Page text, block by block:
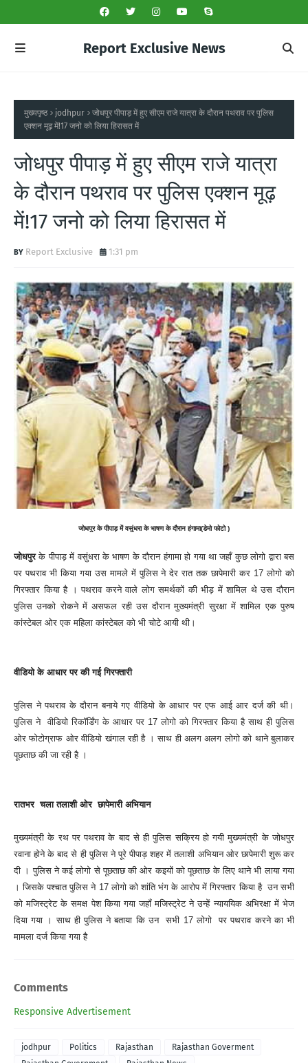
Report Exclusive News
मुख्यपृष्ठ jodhpur
जोधपुर पीपाड़ में हुए सीएम राजे यात्रा के दौरान पथराव पर पुलिस
एक्शन मूढ़ में!17 जनो को लिया हिरासत में
जोधपुर पीपाड़ में हुए सीएम राजे यात्रा
के दौरान पथराव पर पुलिस एक्शन मूढ़
में!17 जनो को लिया हिरासत में
Report Exclusive 1:31 pm
जोधपुरके पीपाड़ में वसुंधरा के भाषण के दौरान हंगामा(डेमो फोटो )
जोधपुरके पीपाड़ में वसुंधरा के भाषण के दौरान हंगामा हो गया था जहाँ कुछ लोगो द्वारा बस
पर पथराव भी किया गया उस मामले में पुलिस ने देर रात तक छापेमारी कर 17 लोगो को
गिरफ्तार किया है । पथराव करने वाले लोग समर्थकों की भीड़ में शामिल थे उस दौरान
पुलिस उनको रोकने में असफल रही उस दौरान मुख्यमंत्री सुरक्षा में शामिल एक पुरुष
कांस्टेबल ओर एक महिला कांस्टेबल को भी चोटे आयी थी।
वीडियो के आधार पर की गई गिरफ्तारी
पुलिस ने पथराव के दौरान बनाये गए वीडियो के आधार पर एफ आई आर दर्ज की थी।
पुलिस ने वीडियो रिकॉर्डिंग के आधार पर 17 लोगो को गिरफ्तार किया है साथ ही पुलिस
ओर फोटोग्राफ ओर वीडियो खंगाल रही है । साथ ही अलग अलग लोगो को थाने बुलाकर
पूछताछ की जा रही है ।
रातभर चला तलाशी ओर छापेमारी अभियान
मुख्यमंत्री के रथ पर पथराव के बाद से ही पुलिस सक्रिय हो गयी मुख्यमंत्री के जोधपुर
रवाना होने के बाद से ही पुलिस ने पूरे पीपाड़ शहर में तलाशी अभियान ओर छापेमारी शुरू कर
दी । पुलिस ने कई लोगो से पूछताछ की ओर कइयों को पूछताछ के लिए थाने भी लाया गया
। जिसके पश्चात पुलिस ने 17 लोगो को शांति भंग के आरोप में गिरफ्तार किया है उन सभी
को मजिस्ट्रेट के समक्ष पेश किया गया जहाँ मजिस्ट्रेट ने उन्हें न्याययिक अभिरक्षा में भेज
दिया गया । साथ ही पुलिस ने बताया कि उन सभी 17 लोगो पर पथराव करने का भी
मामला दर्ज किया गया है
Comments
Responsive Advertisement
jodhpur Politics Rajasthan
Rajasthan Goverment